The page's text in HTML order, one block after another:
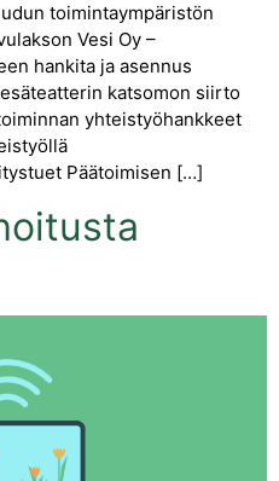
toimintaympäristön
Vesi Oy –
hankita ja asennus
katsomon siirto
yhteistyöhankkeet
Päätoimisen […]